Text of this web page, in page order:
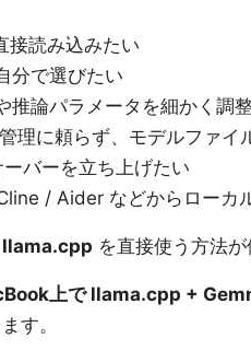
接読み込みたい
分で選びたい
推論パラメータを細かく調
理に頼らず、モデルファイ
バーを立ち上げたい
/ Aider などからローカ
llama.cpp を直接使う方法が
上で llama.cpp +
す。